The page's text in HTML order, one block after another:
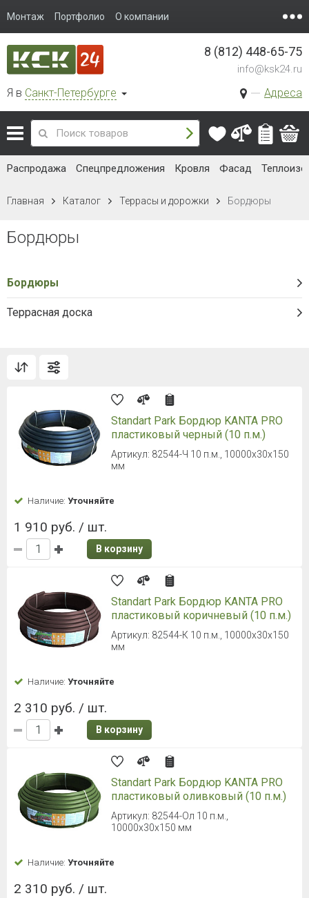
Монтаж Портфолио О компании
Я в Санкт-Петербурге Адреса
8 (812) 448-65-75
info@ksk24.ru
Распродажа Спецпредложения Кровля Фасад
Главная Каталог Террасы и дорожки Бордюры
Бордюры
Бордюры
Террасная доска
Standart Park Бордюр KANTA PRO
пластиковый черный (10 п.м.)
Артикул: 82544-Ч 10 п.м., 10000x30x150
мм
Наличие: Уточняйте
1 910 руб. / шт.
В корзину
Standart Park Бордюр KANTA PRO
пластиковый коричневый (10 п.м.)
Артикул: 82544-К 10 п.м., 10000x30x150
мм
Наличие: Уточняйте
2 310 руб. / шт.
В корзину
Standart Park Бордюр KANTA PRO
пластиковый оливковый (10 п.м.)
Артикул: 82544-Ол 10 п.м.,
10000x30x150 мм
Наличие: Уточняйте
2 310 руб. / шт.